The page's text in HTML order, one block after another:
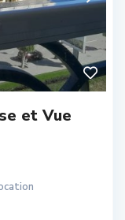
et Vue